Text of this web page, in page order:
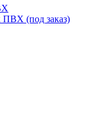
ПВХ (под заказ)